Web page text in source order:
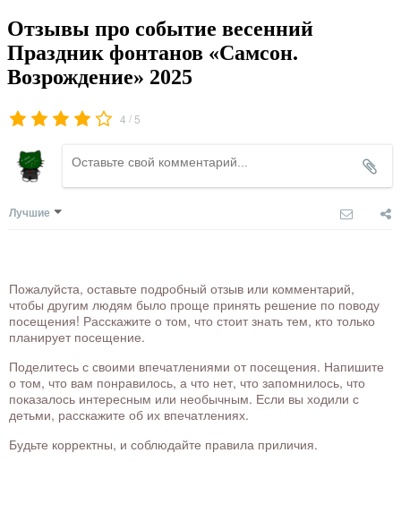
Отзывы про событие весенний
Праздник фонтанов «Самсон.
Возрождение» 2025
4 / 5
Лучшие
Пожалуйста, оставьте подробный отзыв или комментарий,
чтобы другим людям было проще принять решение по поводу
посещения! Расскажите о том, что стоит знать тем, кто только
планирует посещение.
Поделитесь с своими впечатлениями от посещения. Напишите
о том, что вам понравилось, а что нет, что запомнилось, что
показалось интересным или необычным. Если вы ходили с
детьми, расскажите об их впечатлениях.
Будьте корректны, и соблюдайте правила приличия.